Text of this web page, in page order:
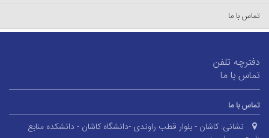
تماس با ما
دفترچه تلفن
تماس با ما
تماس با ما
نشانی: کاشان - بلوار قطب راوندی -دانشگاه کاشان - دانشکده منابع